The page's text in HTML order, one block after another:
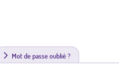
Mot de passe oublié ?